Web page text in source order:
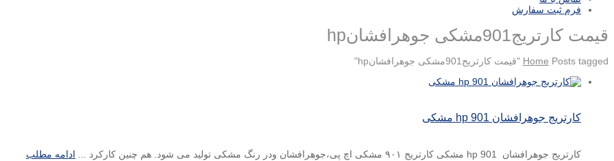
فرم ثبت سفارش
قیمت کارتریج901مشکی جوهرافشانhp
Home Posts tagged "قیمت کارتریج901مشکی جوهرافشانhp"
کارتریج جوهرافشان hp 901 مشکی
کارتریج جوهرافشان hp 901 مشکی کارتریج ۹۰۱ مشکی اچ پی،جوهرافشان ودر رنگ مشکی تولید می شود. هم چنین کارکرد ... ادامه مطلب